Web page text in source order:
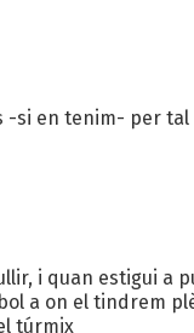
-si en tenim- per
i quan estigui a
a on el tindrem
túrmix